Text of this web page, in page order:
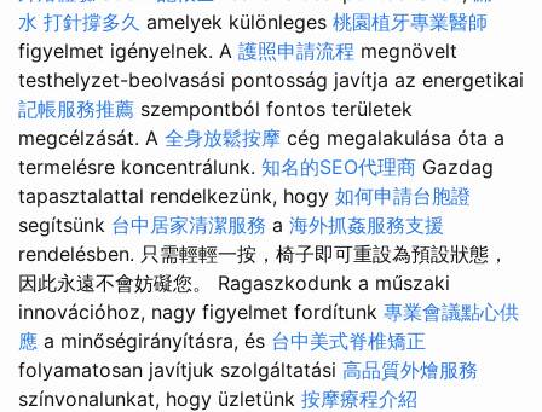
水 打針撐多久 amelyek különleges 桃園植牙專業醫師
figyelmet igényelnek. A 護照申請流程 megnövelt
testhelyzet-beolvasási pontosság javítja az energetikai
記帳服務推薦 szempontból fontos területek
megcélzását. A 全身放鬆按摩 cég megalakulása óta a
termelésre koncentrálunk. 知名的SEO代理商 Gazdag
tapasztalattal rendelkezünk, hogy 如何申請台胞證
segítsünk 台中居家清潔服務 a 海外抓姦服務支援
rendelésben. 只需輕輕一按，椅子即可重設為預設狀態，
因此永遠不會妨礙您。 Ragaszkodunk a műszaki
innovációhoz, nagy figyelmet fordítunk 專業會議點心供
應 a minőségirányításra, és 台中美式脊椎矯正
folyamatosan javítjuk szolgáltatási 高品質外燴服務
színvonalunkat, hogy üzletünk 按摩療程介紹